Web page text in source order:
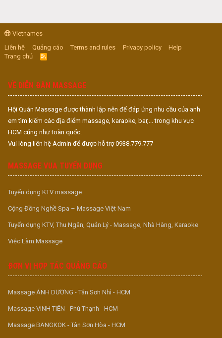
Vietnames
Liên hệ
Quảng cáo Terms and rules Privacy policy
Help
Trang chủ
R
S
VỀ DIỄN ĐÀN MASSAGE
Hội Quán Massage được thành lập nên để đáp ứng nhu cầu của anh
em tìm kiếm các địa điểm massage, karaoke, bar,... trong khu vực
HCM cũng như toàn quốc.
Vui lòng liên hệ Admin để được hỗ trợ 0938.779.777
MASSAGE VUA TUYỂN DỤNG
Tuyển dụng KTV massage
Cộng Đồng Nghề Spa – Massage Việt Nam
Tuyển dụng KTV, Thu Ngân, Quản Lý - Massage, Nhà Hàng, Karaoke
Việc Làm Massage
ĐƠN VỊ HỢP TÁC QUẢNG CÁO
Massage ÁNH DƯƠNG - Tân Sơn Nhì - HCM
Massage VINH TIÊN - Phú Thạnh - HCM
Massage BANGKOK - Tân Sơn Hòa - HCM